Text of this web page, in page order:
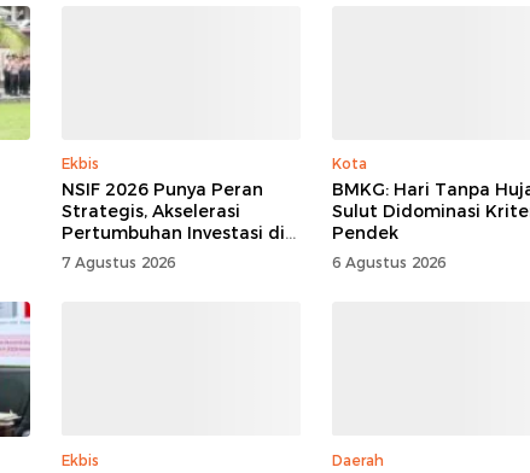
Ekbis
NSIF 2026 Punya Peran
Strategis, Akselerasi
Pertumbuhan Investasi di
Sulut
7 Agustus 2026
Kota
BMKG: Hari Tanpa
Sulut Didominasi
Pendek
6 Agustus 2026
Ekbis Daerah